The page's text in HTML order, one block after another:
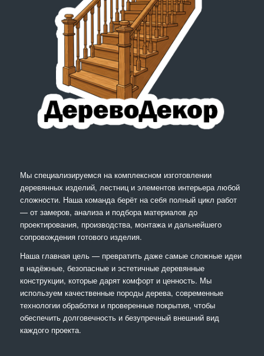
Мы специализируемся на комплексном изготовлении
деревянных изделий, лестниц и элементов интерьера любой
сложности. Наша команда берёт на себя полный цикл работ
— от замеров, анализа и подбора материалов до
проектирования, производства, монтажа и дальнейшего
сопровождения готового изделия.
Наша главная цель — превратить даже самые сложные идеи
в надёжные, безопасные и эстетичные деревянные
конструкции, которые дарят комфорт и ценность. Мы
используем качественные породы дерева, современные
технологии обработки и проверенные покрытия, чтобы
обеспечить долговечность и безупречный внешний вид
каждого проекта.